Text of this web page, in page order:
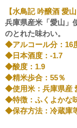
【水鳥記 吟醸酒 愛山
兵庫県産米「愛山」
のとれた味わい。
◆アルコール分：16
◆日本酒度：-1.7
◆酸度：1.9
◆精米歩合：55％
◆使用米：兵庫県産
◆特徴：ふくよかな
◆保存方法：冷蔵庫